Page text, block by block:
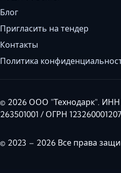
Блог
Пригласить на тендер
Контакты
Политика
© 2026 ООО "Технодарк". ИНН
263501001 / ОГРН
© 2023 – 2026 Все права